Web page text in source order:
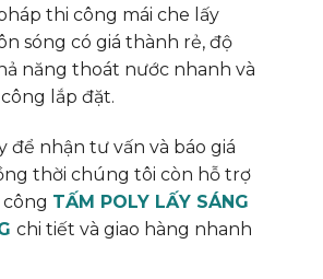
thi công mái che lấy
sóng có giá thành rẻ, độ
năng thoát nước nhanh và
lắp đặt.
để nhận tư vấn và báo giá
thời chúng tôi còn hỗ trợ
TẤM POLY LẤY SÁNG
chi tiết và giao hàng nhanh